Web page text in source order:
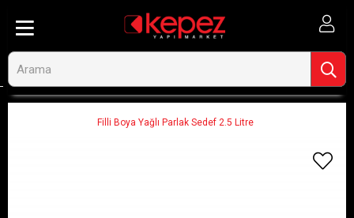
Filli Boya Yağlı Parlak Sedef 2.5 Litre